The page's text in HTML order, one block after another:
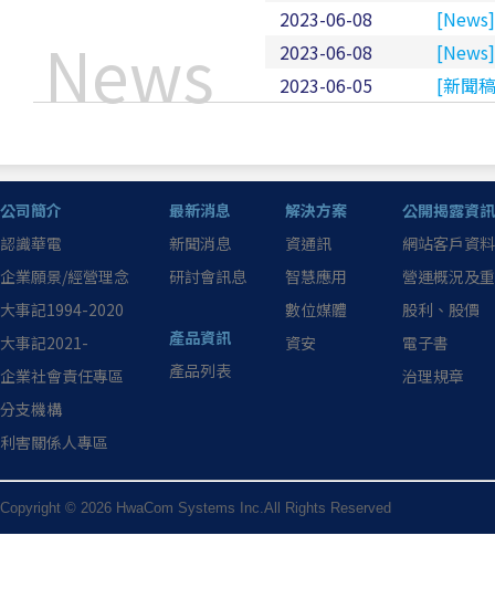
News
2023-06-08
2023-06-08
2023-06-05
[新聞
公司簡介
認識華電
企業願景/經營理念
大事記1994-2020
大事記2021-
企業社會責任專區
分支機構
利害關係人專區
最新消息
新聞消息
研討會訊息
產品資訊
產品列表
解決方案
資通訊
智慧應用
數位媒體
資安
公開揭露資訊
網站客戶資
營運概況及
股利、股價
電子書
治理規章
Copyright © 2026 HwaCom Systems Inc.All Rights Reserved